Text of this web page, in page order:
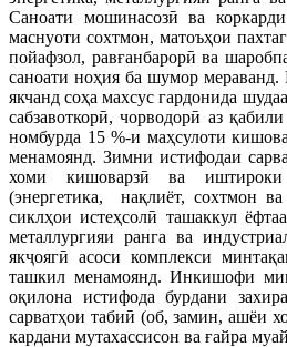
Саноати мошинасозӣ ва
маснуоти сохтмон, матоъҳои
пойафзол, равғанбарорӣ ва
саноати ноҳия ба шумор
якчанд соҳа махсус гардонида
сабзавоткорӣ, чорводорӣ аз
номбурда 15 %-и маҳсулоти
менамоянд. Зимни истифодаи
хоми кишоварзӣ ва иштироки
(энергетика, нақлиёт, сохтмон
сиклҳои истеҳсолӣ ташаккул
металлургияи ранга ва
якҷоягӣ асоси комплекси
ташкил менамоянд. Инкишофи
оқилона истифода бурдани
сарватҳои табиӣ (об, замин, ашёи
кардани мутахассисон ва ғайра